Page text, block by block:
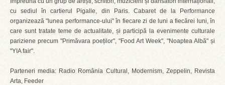
cu sediul în cartierul Pigalle, din Paris. Cabaret de la Performance
organizează "lunea performance-ului" în fiecare zi de luni a fiecărei luni, în
care sunt tratate teme de actualitate, și participă la evenimente culturale
pariziene precum "Primăvara poeților", "Food Art Week", "Noaptea Albă" și
"YIA fair".
Parteneri media: Radio România Cultural, Modernism, Zeppelin, Revista
Arta, Feeder